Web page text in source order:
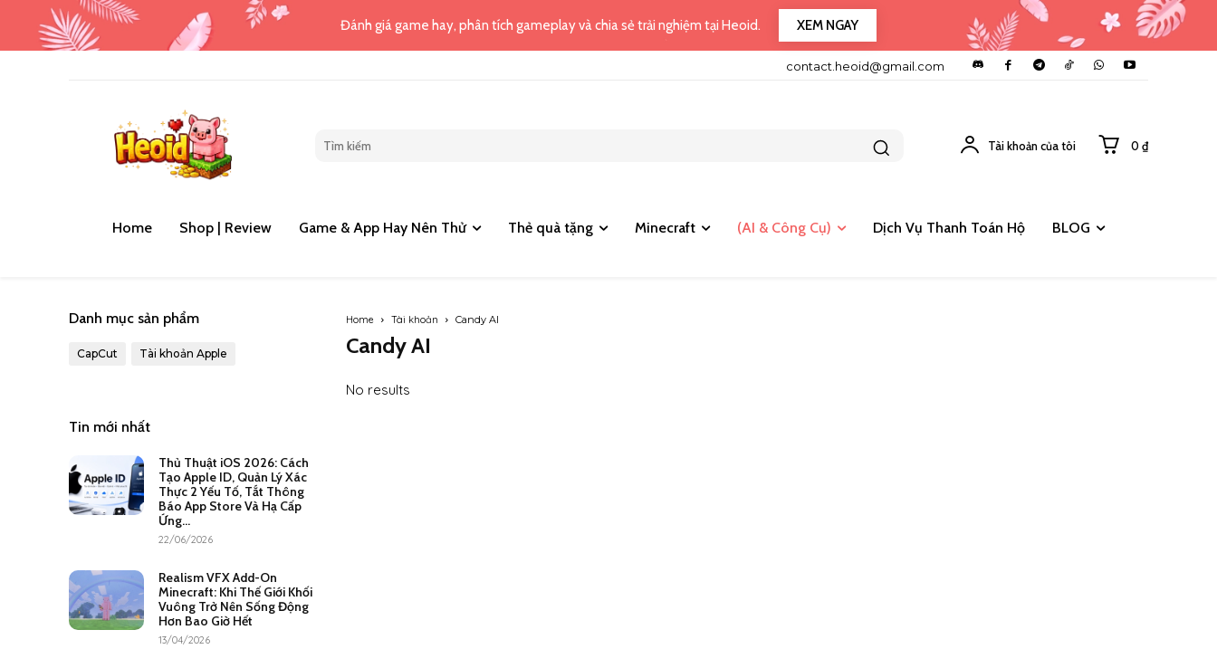
Đánh giá game hay, phân tích gameplay và chia sẻ trải nghiệm tại Heoid. XEM NGAY
contact.heoid@gmail.com
Tài khoản của tôi 0 ₫
Home Shop | Review Game & App Hay Nên Thử Thẻ quà tặng Minecraft (AI & Công Cụ) Dịch Vụ Thanh Toán Hộ BLOG
Danh mục sản phẩm
CapCut Tài khoản Apple
Tin mới nhất
Thủ Thuật iOS 2026: Cách
Tạo Apple ID, Quản Lý Xác
Thực 2 Yếu Tố, Tắt Thông
Báo App Store Và Hạ Cấp
Ứng...
22/06/2026
Realism VFX Add-On
Minecraft: Khi Thế Giới Khối
Vuông Trở Nên Sống Động
Hơn Bao Giờ Hết
13/04/2026
Home Tài khoản Candy AI
Candy AI